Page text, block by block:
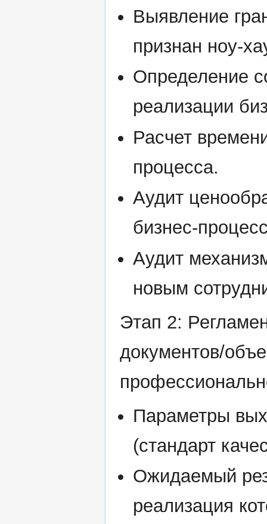
Выявление
признан ноу-
Определение
реализации
Расчет
процесса.
Аудит
бизнес-
Аудит
новым
Этап 2:
документов/
Параметры
(стандарт
Ожидаемый
реализация